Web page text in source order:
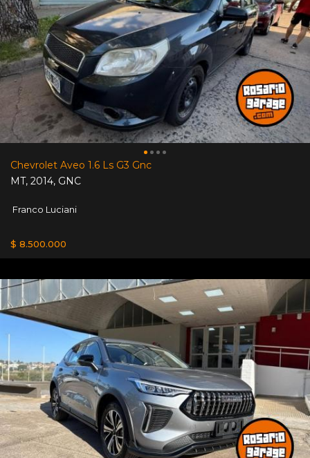
Chevrolet Aveo 1.6 Ls G3 Gnc
MT, 2014, GNC
Franco Luciani
$ 8.500.000